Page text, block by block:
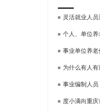
灵活就业人员
个人、单位养老保险
事业单位养老保险
为什么有人有过渡
事业编制人员，提
度小满向重